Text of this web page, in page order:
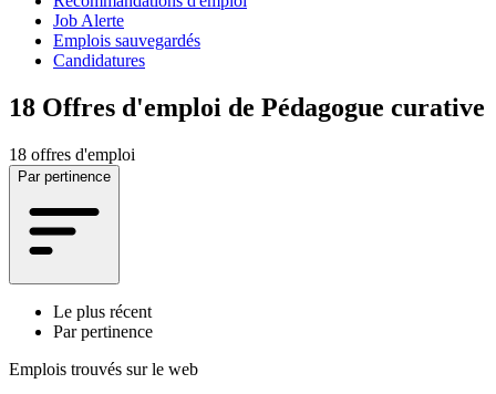
Job Alerte
Emplois sauvegardés
Candidatures
18 Offres d'emploi de Pédagogue curative
18 offres d'emploi
Par pertinence
Le plus récent
Par pertinence
Emplois trouvés sur le web